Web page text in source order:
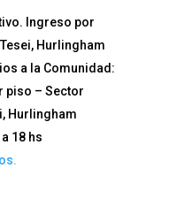
Ingreso por
Hurlingham
a la Comunidad:
piso – Sector
Hurlingham
18 hs